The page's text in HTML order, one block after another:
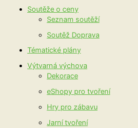
Soutěže o ceny
Seznam soutěží
Soutěž Doprava
Tématické plány
Výtvarná výchova
Dekorace
eShopy pro tvoření
Hry pro zábavu
Jarní tvoření